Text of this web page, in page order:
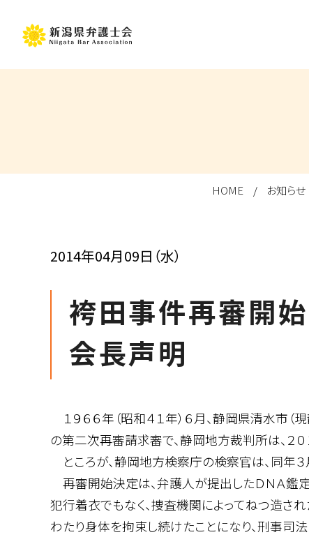
HOME お知らせ
2014年04月09日（水）
袴田事件再審開
会長声明
１９６６年（昭和４１年）６月、静岡県清水市
の第二次再審請求審で、静岡地方裁判所は、２０
ところが、静岡地方検察庁の検察官は、同年
再審開始決定は、弁護人が提出したＤＮＡ鑑
犯行着衣でもなく、捜査機関によってねつ造さ
わたり身体を拘束し続けたことになり、刑事司